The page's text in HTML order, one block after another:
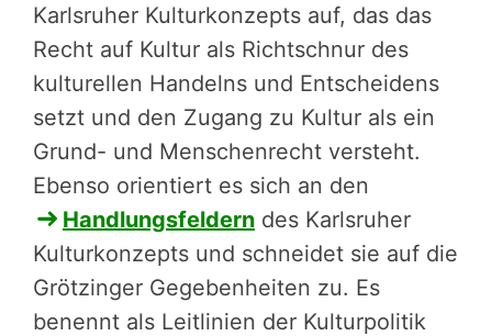
Karlsruher Kultur­kon­zepts auf, das das
Recht auf Kultur als Richt­schnur des
kultu­rel­len Handelns und Ent­schei­dens
setzt und den Zugang zu Kultur als ein
Grund- und Men­schen­recht versteht.
Ebenso orientiert es sich an den
Hand­lungs­fel­dern des Karlsruher
Kultur­kon­zepts und schneidet sie auf die
Grötzinger Gegeben­hei­ten zu. Es
benennt als Leitli­ni­en ­der Kultur­po­li­tik